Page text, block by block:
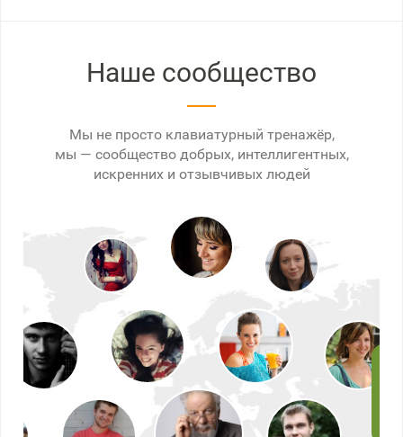
Наше сообщество
Мы не просто клавиатурный тренажёр,
мы — сообщество добрых, интеллигентных,
искренних и отзывчивых людей